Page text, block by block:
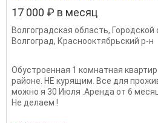
17 000 ₽ в месяц
Волгоградская область, Городской
Волгоград, Краснооктябрьский р-н
Обустроенная 1 комнатная
районе. НЕ курящим. Все для
можно я 30 Июля .Аренда от 6
Не делаем !